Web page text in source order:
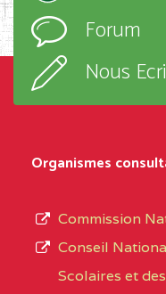
type
Forum
Nous
Organismes
Commission
Conseil
Scolaires et